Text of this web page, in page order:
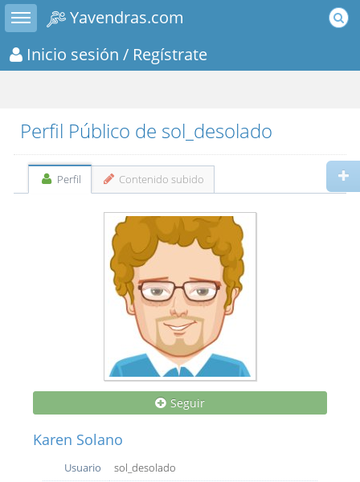
Toggle sidebar
Yavendras.com
Inicio sesión / Regístrate
Perfil Público de sol_desolado
Perfil Contenido subido
Seguir
Karen Solano
Usuario
sol_desolado